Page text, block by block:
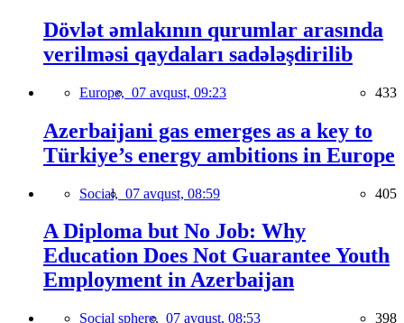
Dövlət əmlakının qurumlar arasında
verilməsi qaydaları sadələşdirilib
Europe, 07 avqust, 09:23 433
Azerbaijani gas emerges as a key to
Türkiye’s energy ambitions in Europe
Social, 07 avqust, 08:59 405
A Diploma but No Job: Why
Education Does Not Guarantee Youth
Employment in Azerbaijan
Social sphere, 07 avqust, 08:53 398